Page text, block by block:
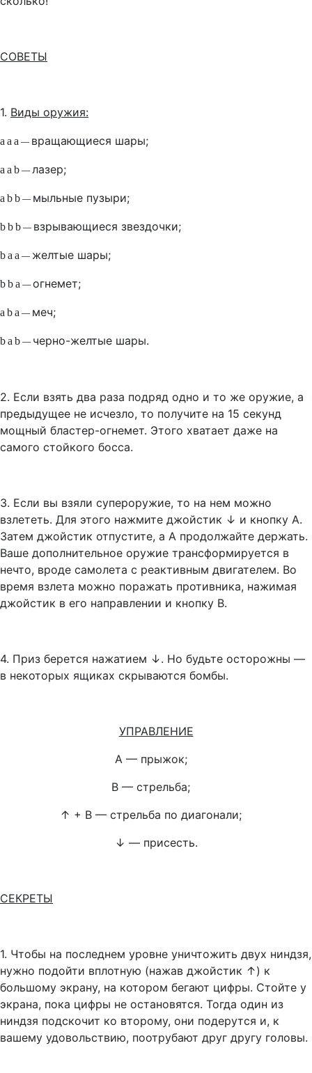
СОВЕТЫ
1. Виды оружия:
a a a — вращающиеся шары;
a a b—лазер;
a bb— мыльные пузыри;
bbb— взрывающиеся звездочки;
ba a — желтые шары;
bba —огнемет;
a ba — меч;
ba b— черно-желтые шары.
2. Если взять два раза подряд одно и то же оружие, а
предыдущее не исчезло, то получите на 15 секунд
мощный бластер-огнемет. Этого хватает даже на
самого стойкого босса.
3. Если вы взяли супероружие, то на нем можно
взлететь. Для этого нажмите джойстик ↓ и кнопку А.
Затем джойстик отпустите, а А продолжайте держать.
Ваше дополнительное оружие трансформируется в
нечто, вроде самолета с реактивным двигателем. Во
время взлета можно поражать противника, нажимая
джойстик в его направлении и кнопку В.
4. Приз берется нажатием ↓. Но будьте осторожны —
в некоторых ящиках скрываются бомбы.
УПРАВЛЕНИЕ
А— прыжок;
В — стрельба;
↑ + В — стрельба по диагонали;
↓ — присесть.
СЕКРЕТЫ
1. Чтобы на последнем уровне уничтожить двух ниндзя,
нужно подойти вплотную (нажав джойстик ↑) к
большому экрану, на котором бегают цифры. Стойте у
экрана, пока цифры не остановятся. Тогда один из
ниндзя подскочит ко второму, они подерутся и, к
вашему удовольствию, поотрубают друг другу головы.